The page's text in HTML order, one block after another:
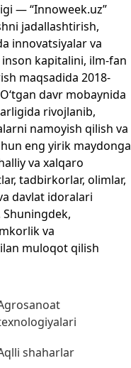
— “Innoweek.uz”
jadallashtirish,
innovatsiyalar va
kapitalini, ilm-fan
maqsadida 2018-
davr mobaynida
rivojlanib,
namoyish qilish va
eng yirik maydonga
va xalqaro
tadbirkorlar, olimlar,
davlat idoralari
va
muloqot qilish
shaharlar